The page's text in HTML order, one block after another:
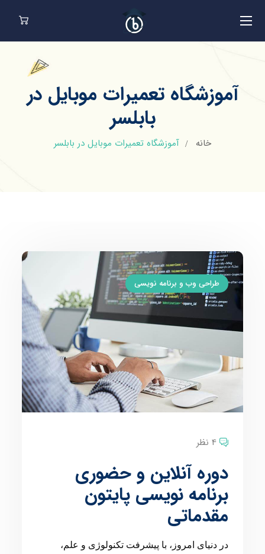
آموزشگاه تعمیرات موبایل در
بابلسر
خانه آموزشگاه تعمیرات موبایل در بابلسر
طراحی وب و برنامه نویسی
4 نظر
دوره آنلاین و حضوری
برنامه نویسی پایتون
مقدماتی
در دنیای امروز، با پیشرفت تکنولوژی و علم،